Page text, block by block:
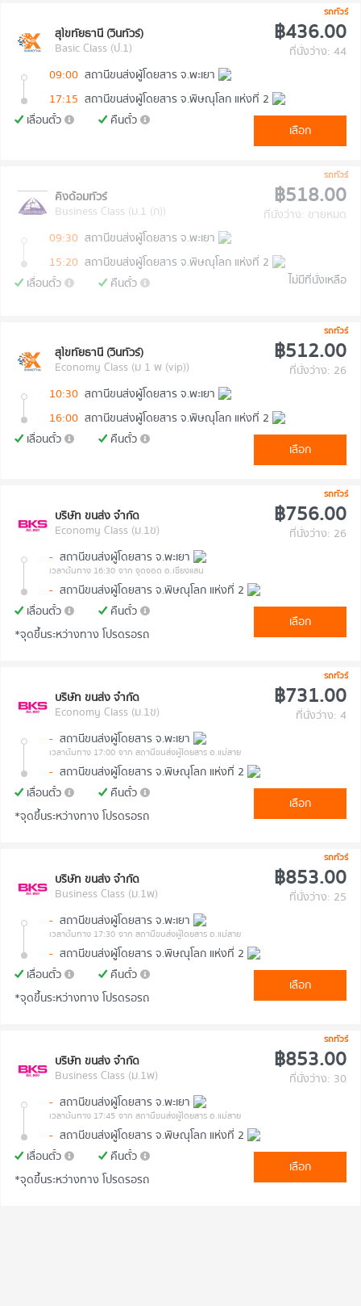
รถทัวร์
สุโขทัยธานี (วินทัวร์)
Basic Class (ป.1)
฿436.00
ที่นั่งว่าง: 44
09:00 สถานีขนส่งผู้โดยสาร จ.พะเยา
17:15 สถานีขนส่งผู้โดยสาร จ.พิษณุโลก แห่งที่ 2
เลื่อนตั๋ว
คืนตั๋ว
เลือก
รถทัวร์
คิงด้อมทัวร์
Business Class (ม.1 (ก))
฿518.00
ที่นั่งว่าง: ขายหมด
09:30 สถานีขนส่งผู้โดยสาร จ.พะเยา
15:20 สถานีขนส่งผู้โดยสาร จ.พิษณุโลก แห่งที่ 2
เลื่อนตั๋ว
คืนตั๋ว ไม่มีที่นั่งเหลือ
รถทัวร์
สุโขทัยธานี (วินทัวร์)
Economy Class (ม 1 พ (vip))
฿512.00
ที่นั่งว่าง: 26
10:30 สถานีขนส่งผู้โดยสาร จ.พะเยา
16:00 สถานีขนส่งผู้โดยสาร จ.พิษณุโลก แห่งที่ 2
เลื่อนตั๋ว
คืนตั๋ว
เลือก
รถทัวร์
บริษัท ขนส่ง จำกัด
Economy Class (ม.1ข)
฿756.00
ที่นั่งว่าง: 26
- สถานีขนส่งผู้โดยสาร จ.พะเยา
เวลาต้นทาง 16:30 จาก จุดจอด อ.เชียงแสน
- สถานีขนส่งผู้โดยสาร จ.พิษณุโลก แห่งที่ 2
เลื่อนตั๋ว
คืนตั๋ว
*จุดขึ้นระหว่างทาง โปรดรอรถ
เลือก
รถทัวร์
บริษัท ขนส่ง จำกัด
Economy Class (ม.1ข)
฿731.00
ที่นั่งว่าง: 4
- สถานีขนส่งผู้โดยสาร จ.พะเยา
เวลาต้นทาง 17:00 จาก สถานีขนส่งผู้โดยสาร อ.แม่สาย
- สถานีขนส่งผู้โดยสาร จ.พิษณุโลก แห่งที่ 2
เลื่อนตั๋ว
คืนตั๋ว
*จุดขึ้นระหว่างทาง โปรดรอรถ
เลือก
รถทัวร์
บริษัท ขนส่ง จำกัด
Business Class (ม.1พ)
฿853.00
ที่นั่งว่าง: 25
- สถานีขนส่งผู้โดยสาร จ.พะเยา
เวลาต้นทาง 17:30 จาก สถานีขนส่งผู้โดยสาร อ.แม่สาย
- สถานีขนส่งผู้โดยสาร จ.พิษณุโลก แห่งที่ 2
เลื่อนตั๋ว
คืนตั๋ว
*จุดขึ้นระหว่างทาง โปรดรอรถ
เลือก
รถทัวร์
บริษัท ขนส่ง จำกัด
Business Class (ม.1พ)
฿853.00
ที่นั่งว่าง: 30
- สถานีขนส่งผู้โดยสาร จ.พะเยา
เวลาต้นทาง 17:45 จาก สถานีขนส่งผู้โดยสาร อ.แม่สาย
- สถานีขนส่งผู้โดยสาร จ.พิษณุโลก แห่งที่ 2
เลื่อนตั๋ว
คืนตั๋ว
*จุดขึ้นระหว่างทาง โปรดรอรถ
เลือก